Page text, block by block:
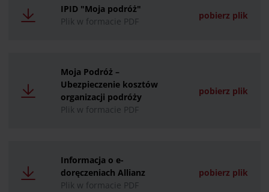
IPID "Moja podróż"
Plik w formacie PDF
pobierz plik
Moja Podróż –
Ubezpieczenie kosztów
organizacji podróży
Plik w formacie PDF
pobierz plik
Informacja o e-
doręczeniach Allianz
Plik w formacie PDF
pobierz plik